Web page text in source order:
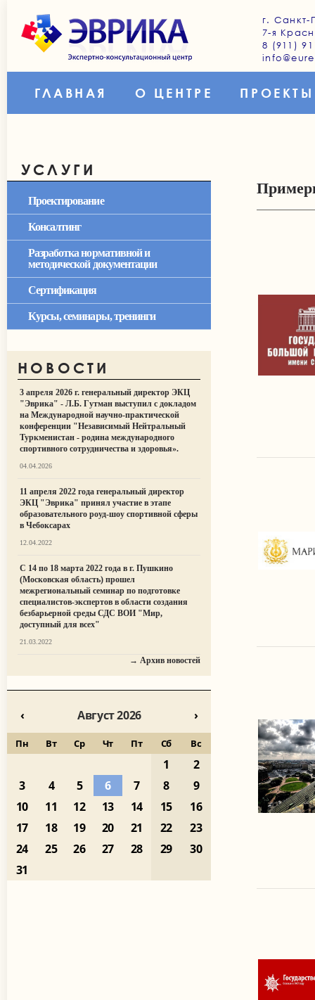
г. Санкт-
7-я
8 (911)
ГЛАВНАЯ О ЦЕНТРЕ ПРОЕКТЫ
УСЛУГИ
Проектирование
Консалтинг
Разработка нормативной и
методической документации
Сертификация
Курсы, семинары, тренинги
НОВОСТИ
3 апреля 2026 г. генеральный директор ЭКЦ
"Эврика" - Л.Б. Гутман выступил с докладом
на Международной научно-практической
конференции "Независимый Нейтральный
Туркменистан - родина международного
спортивного сотрудничества и здоровья».
04.04.2026
11 апреля 2022 года генеральный директор
ЭКЦ "Эврика" принял участие в этапе
образовательного роуд-шоу спортивной сферы
в Чебоксарах
12.04.2022
С 14 по 18 марта 2022 года в г. Пушкино
(Московская область) прошел
межрегиональный семинар по подготовке
специалистов-экспертов в области создания
безбарьерной среды СДС ВОИ "Мир,
доступный для всех"
21.03.2022
→ Архив новостей
‹ Август 2026 ›
Пн Вт Ср Чт Пт Сб Вс
1
2
3
4 5 6 7 8
9
10
11 12 13 14 15
16
17
18 19 20 21 22
23
24
25 26 27 28 29
30
31